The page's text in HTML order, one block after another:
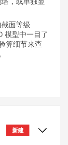
面等级
模型中一目了
算细节来查
新建